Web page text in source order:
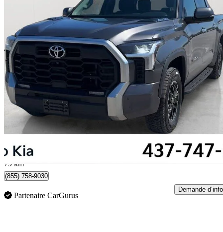
2023 Toyota Tundra Hybrid
Limited HV CrewMax Cab 4WD 87 799 km
54 900 $ Bonne
Toronto, ON
79 km
(855) 758-9030
Partenaire CarGurus
Demande d’info